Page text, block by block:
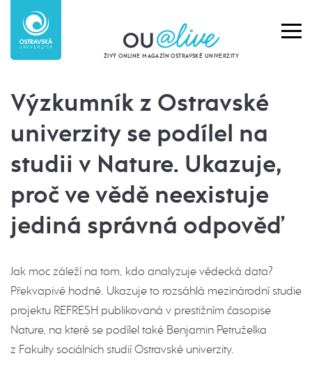
ŽIVÝ ONLINE MAGAZÍN OSTRAVSKÉ UNIVERZITY
Výzkumník z Ostravské
univerzity se podílel na
studii v Nature. Ukazuje,
proč ve vědě neexistuje
jediná správná odpověď
Jak moc záleží na tom, kdo analyzuje vědecká data?
Překvapivě hodně. Ukazuje to rozsáhlá mezinárodní studie
projektu REFRESH publikovaná v prestižním časopise
Nature, na které se podílel také Benjamin Petruželka
z Fakulty sociálních studií Ostravské univerzity.